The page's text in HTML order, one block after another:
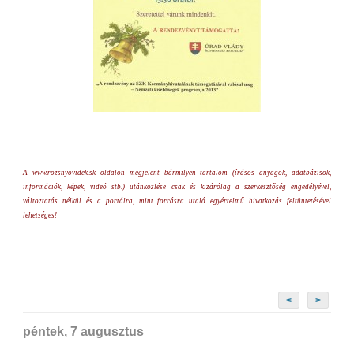
A www.rozsnyovidek.sk oldalon megjelent bármilyen tartalom (írásos anyagok, adatbázisok,
információk, képek, videó stb.) utánközlése csak és kizárólag a szerkesztőség engedélyével,
változtatás nélkül és a portálra, mint forrásra utaló egyértelmű hivatkozás feltüntetésével
lehetséges!
< >
péntek, 7 augusztus